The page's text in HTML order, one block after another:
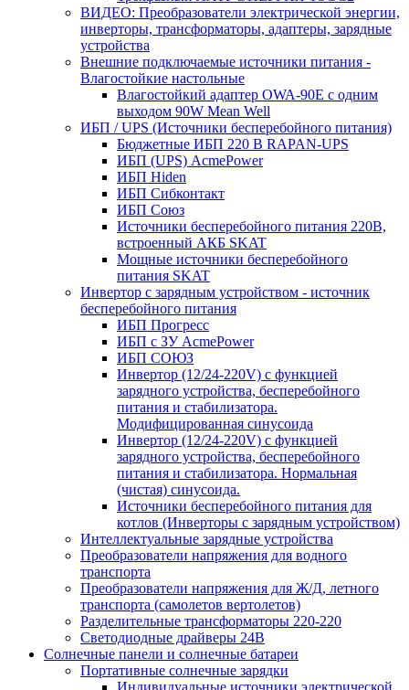
ВИДЕО: Преобразователи электрической энергии,
инверторы, трансформаторы, адаптеры, зарядные
устройства
Внешние подключаемые источники питания -
Влагостойкие настольные
Влагостойкий адаптер OWA-90E с одним
выходом 90W Mean Well
ИБП / UPS (Источники бесперебойного питания)
Бюджетные ИБП 220 В RAPAN-UPS
ИБП (UPS) AcmePower
ИБП Hiden
ИБП Сибконтакт
ИБП Союз
Источники бесперебойного питания 220В,
встроенный АКБ SKAT
Мощные источники бесперебойного
питания SKAT
Инвертор с зарядным устройством - источник
бесперебойного питания
ИБП Прогресс
ИБП с ЗУ AcmePower
ИБП СОЮЗ
Инвертор (12/24-220V) с функцией
зарядного устройства, бесперебойного
питания и стабилизатора.
Модифицированная синусоида
Инвертор (12/24-220V) с функцией
зарядного устройства, бесперебойного
питания и стабилизатора. Нормальная
(чистая) синусоида.
Источники бесперебойного питания для
котлов (Инверторы с зарядным устройством)
Интеллектуальные зарядные устройства
Преобразователи напряжения для водного
транспорта
Преобразователи напряжения для Ж/Д, летного
транспорта (самолетов вертолетов)
Разделительные трансформаторы 220-220
Светодиодные драйверы 24В
Солнечные панели и солнечные батареи
Портативные солнечные зарядки
Индивидуальные источники электрической